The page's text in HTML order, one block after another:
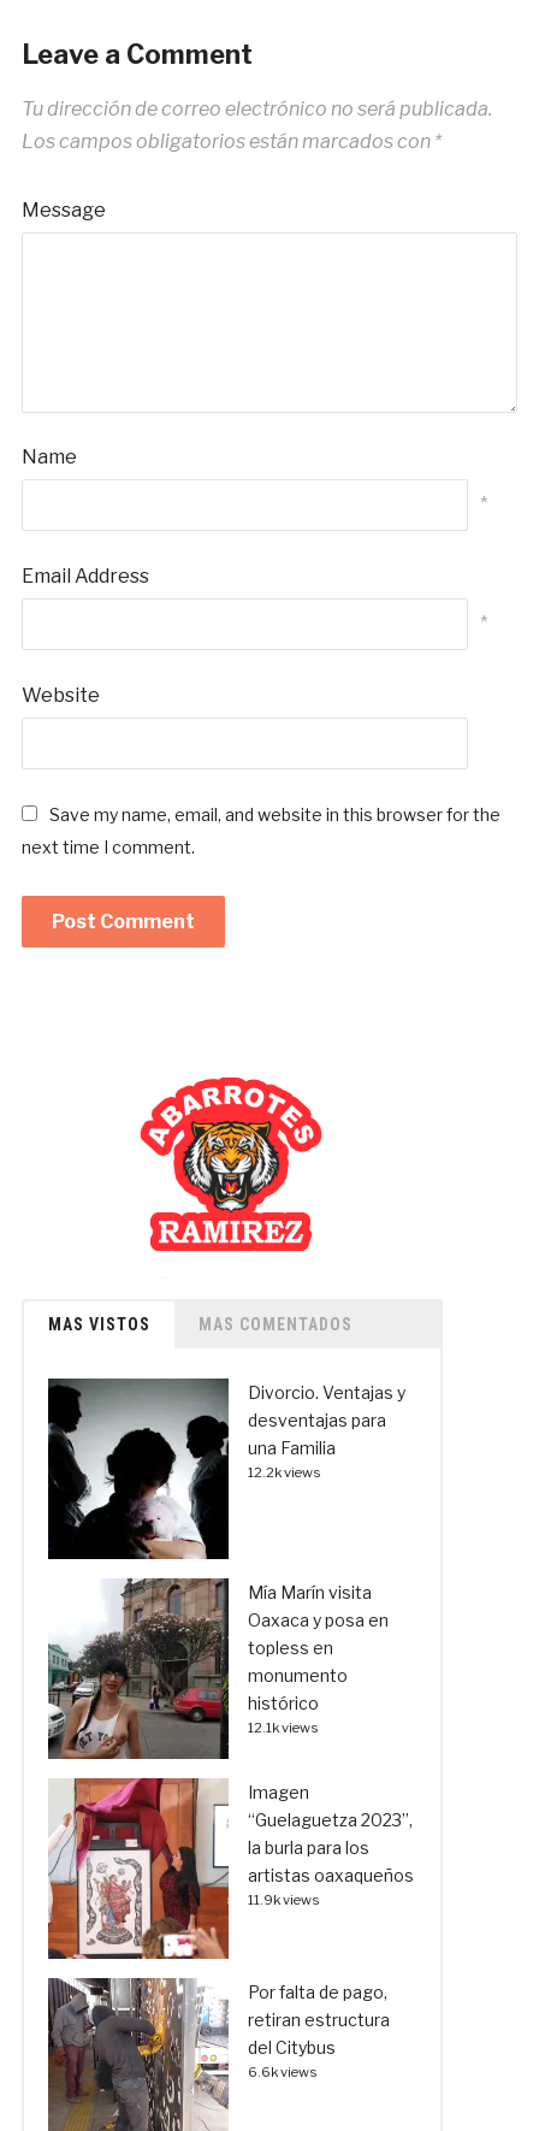
Leave a Comment
Tu dirección de correo electrónico no será publicada.
Los campos obligatorios están marcados con *
Message
Name
*
Email Address
*
Website
Save my name, email, and website in this browser for the
next time I comment.
MAS VISTOS MAS COMENTADOS
Divorcio. Ventajas y
desventajas para
una Familia
12.2k views
Mía Marín visita
Oaxaca y posa en
topless en
monumento
histórico
12.1k views
Imagen
“Guelaguetza 2023”,
la burla para los
artistas oaxaqueños
11.9k views
Por falta de pago,
retiran estructura
del Citybus
6.6k views